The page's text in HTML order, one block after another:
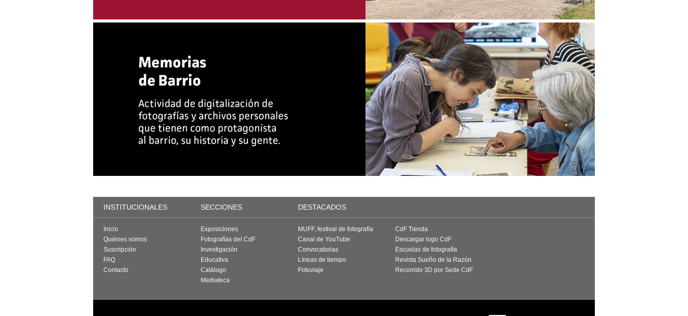
INSTITUCIONALES SECCIONES DESTACADOS
Inicio
Quiénes somos
Suscripción
FAQ
Contacto
Exposiciones
Fotografías del CdF
Investigación
Educativa
Catálogo
Mediateca
MUFF, festival de fotografía
Canal de YouTube
Convocatorias
Líneas de tiempo
Fotoviaje
CdF Tienda
Descargar logo CdF
Escuelas de fotografía
Revista Sueño de la Razón
Recorrido 3D por Sede CdF